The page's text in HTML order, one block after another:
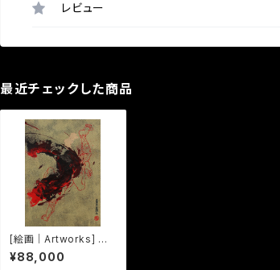
レビュー
最近チェックした商品
[絵画｜Artworks] 擬
音態画伝 とうとう｜To
utou
¥88,000